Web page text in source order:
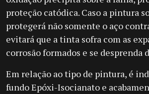
proteção catódica. Caso a pintura
protegerá não somente o aço
evitará que a tinta sofra com as
corrosão formados e se desprenda
Em relação ao tipo de pintura, é
fundo Epóxi-Isocianato e